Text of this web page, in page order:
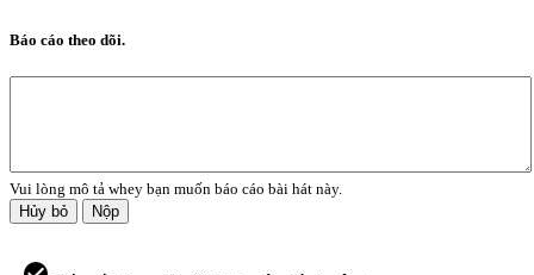
Báo cáo theo dõi.
Vui lòng mô tả whey bạn muốn báo cáo bài hát này.
Hủy bỏ
Nộp